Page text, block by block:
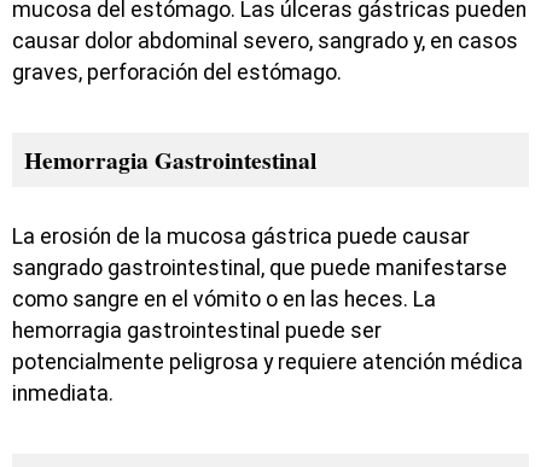
mucosa del estómago. Las úlceras gástricas pueden
causar dolor abdominal severo, sangrado y, en casos
graves, perforación del estómago.
Hemorragia Gastrointestinal
La erosión de la mucosa gástrica puede causar
sangrado gastrointestinal, que puede manifestarse
como sangre en el vómito o en las heces. La
hemorragia gastrointestinal puede ser
potencialmente peligrosa y requiere atención médica
inmediata.